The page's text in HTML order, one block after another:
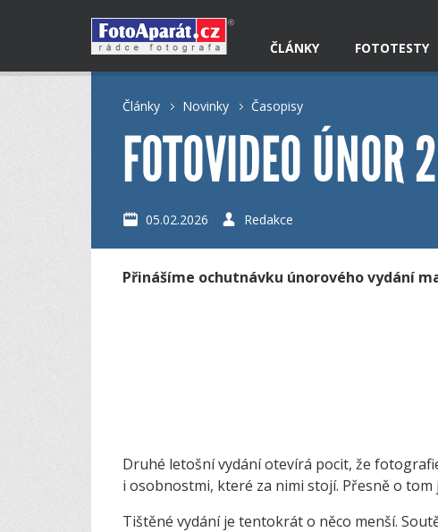
ČLÁNKY FOTOTESTY
Články Novinky Časopisy
FOTOVIDEO ÚNOR
05.02.2026 Redakce
Přinášíme ochutnávku únorového vydání
Druhé letošní vydání otevírá pocit, že
i osobnostmi, které za nimi stojí. Přesně o
Tištěné vydání je tentokrát o něco menší.